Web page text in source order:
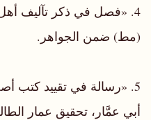
4. «فصل في ذكر تآليف
(مط) ضمن الجواهر.
5. «رسالة في تقييد كتب
أبي عمَّار، تحقيق عمار